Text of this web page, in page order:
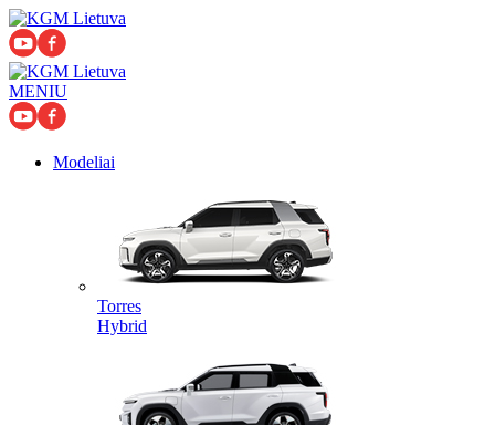
MENIU
Mоdeliai
Torres
Hybrid